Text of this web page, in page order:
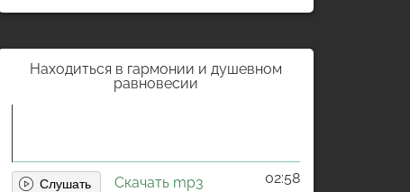
Находиться в гармонии и душевном
равновесии
Скачать mp3 02:58